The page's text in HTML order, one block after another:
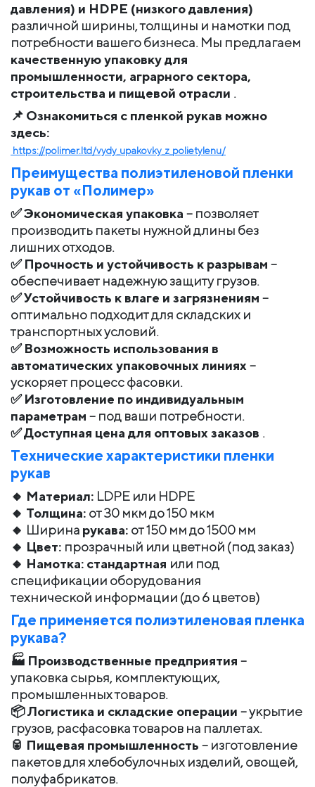
давления) и HDPE (низкого давления)
различной ширины, толщины и намотки под
потребности вашего бизнеса. Мы предлагаем
качественную упаковку для
промышленности, аграрного сектора,
строительства и пищевой отрасли .
📌 Ознакомиться с пленкой рукав можно
здесь:
https://polimer.ltd/vydy_upakovky_z_polietylenu/
Преимущества полиэтиленовой пленки
рукав от «Полимер»
✅Экономическая упаковка – позволяет
производить пакеты нужной длины без
лишних отходов.
✅Прочность и устойчивость к разрывам –
обеспечивает надежную защиту грузов.
✅Устойчивость к влаге и загрязнениям –
оптимально подходит для складских и
транспортных условий.
✅Возможность использования в
автоматических упаковочных линиях –
ускоряет процесс фасовки.
✅Изготовление по индивидуальным
параметрам – под ваши потребности.
✅Доступная цена для оптовых заказов .
Технические характеристики пленки
рукав
🔸 Материал: LDPE или HDPE
🔸 Толщина: от 30 мкм до 150 мкм
🔸 Ширина рукава: от 150 мм до 1500 мм
🔸 Цвет: прозрачный или цветной (под заказ)
🔸 Намотка: стандартная или под
спецификации оборудования
технической информации (до 6 цветов)
Где применяется полиэтиленовая пленка
рукава?
🏭 Производственные предприятия –
упаковка сырья, комплектующих,
промышленных товаров.
📦Логистика и складские операции – укрытие
грузов, расфасовка товаров на паллетах.
🥫 Пищевая промышленность – изготовление
пакетов для хлебобулочных изделий, овощей,
полуфабрикатов.